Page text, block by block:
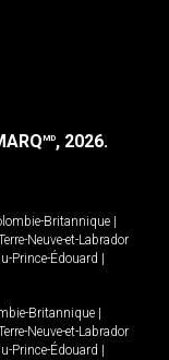
MD, 2026.
Britannique
Neuve-et-Labrador
Prince-Édouard
Britannique
Neuve-et-Labrador
Prince-Édouard